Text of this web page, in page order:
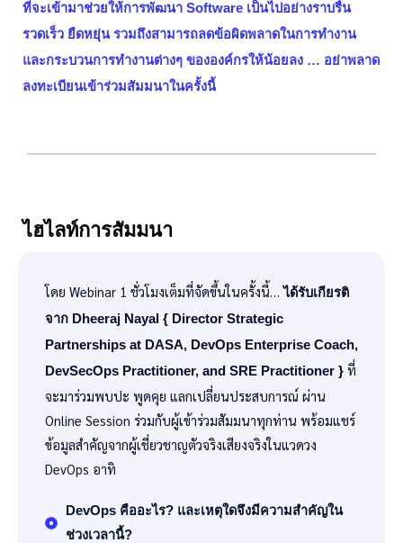
ที่จะเข้ามาช่วยให้การพัฒนา Software เป็นไปอย่างราบรื่น
รวดเร็ว ยืดหยุ่น รวมถึงสามารถลดข้อผิดพลาดในการทำงาน
และกระบวนการทำงานต่างๆ ขององค์กรให้น้อยลง … อย่าพลาด
ลงทะเบียนเข้าร่วมสัมมนาในครั้งนี้
ไฮไลท์การสัมมนา
โดย Webinar 1 ชั่วโมงเต็มที่จัดขึ้นในครั้งนี้…ได้รับเกียรติ
จาก Dheeraj Nayal { Director Strategic
Partnerships at DASA, DevOps Enterprise Coach,
DevSecOps Practitioner, and SRE Practitioner } ที่
จะมาร่วมพบปะ พูดคุย แลกเปลี่ยนประสบการณ์ ผ่าน
Online Session ร่วมกับผู้เข้าร่วมสัมมนาทุกท่าน พร้อมแชร์
ข้อมูลสำคัญจากผู้เชี่ยวชาญตัวจริงเสียงจริงในแวดวง
DevOps อาทิ
DevOps คืออะไร? และเหตุใดจึงมีความสำคัญใน
ช่วงเวลานี้?